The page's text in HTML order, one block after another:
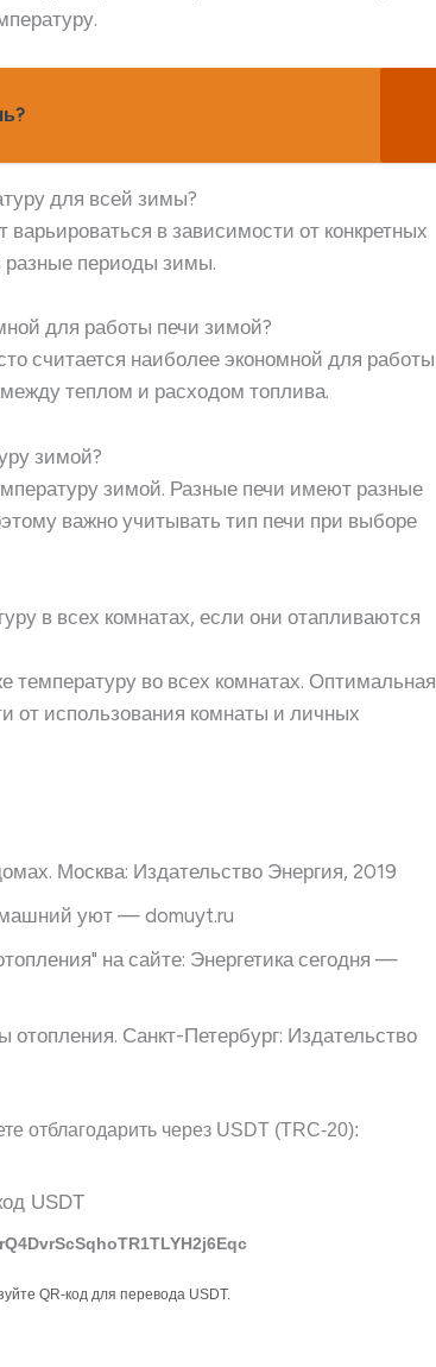
для всей зимы?
в зависимости от конкретных
разные периоды зимы.
для работы печи зимой?
считается наиболее экономной для работы
теплом и расходом топлива.
зимой?
зимой. Разные печи имеют разные
важно учитывать тип печи при выборе
в всех комнатах, если они отапливаются
температуру во всех комнатах. Оптимальная
от использования комнаты и личных
Москва: Издательство Энергия, 2019
уют — domuyt.ru
на сайте: Энергетика сегодня —
Санкт-Петербург: Издательство
отблагодарить через USDT (TRC-20):
QR-код для перевода USDT.